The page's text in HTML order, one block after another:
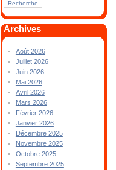
Archives
Août 2026
Juillet 2026
Juin 2026
Mai 2026
Avril 2026
Mars 2026
Février 2026
Janvier 2026
Décembre 2025
Novembre 2025
Octobre 2025
Septembre 2025